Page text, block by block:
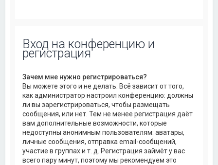
Вход на конференцию и
регистрация
Зачем мне нужно регистрироваться?
Вы можете этого и не делать. Всё зависит от того,
как администратор настроил конференцию: должны
ли вы зарегистрироваться, чтобы размещать
сообщения, или нет. Тем не менее регистрация даёт
вам дополнительные возможности, которые
недоступны анонимным пользователям: аватары,
личные сообщения, отправка email-сообщений,
участие в группах и т. д. Регистрация займёт у вас
всего пару минут, поэтому мы рекомендуем это